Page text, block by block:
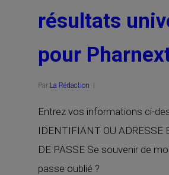
résultats
pour
Par La Rédaction
Entrez vos informations ci-
IDENTIFIANT OU ADRESSE
DE PASSE Se souvenir de
passe oublié ?